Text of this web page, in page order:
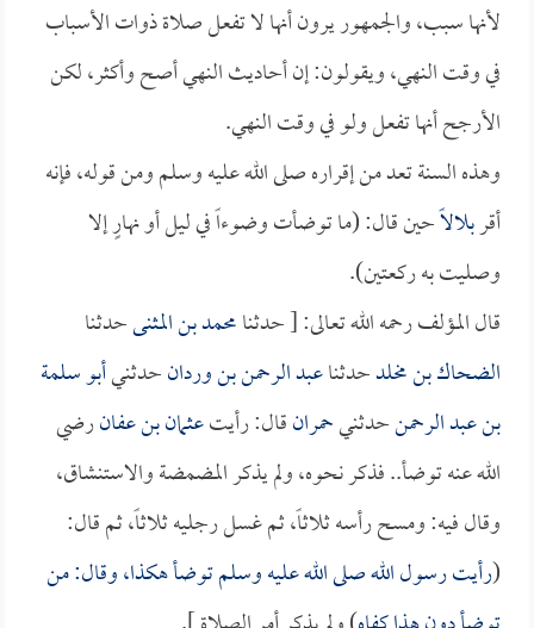
لأنها سبب، والجمهور يرون أنها لا تفعل صلاة ذوات الأسباب
في وقت النهي، ويقولون: إن أحاديث النهي أصح وأكثر، لكن
الأرجح أنها تفعل ولو في وقت النهي.
وهذه السنة تعد من إقراره صلى الله عليه وسلم ومن قوله، فإنه
أقربلالاًحين قال: (ما توضأت وضوءاً في ليل أو نهارٍ إلا
وصليت به ركعتين).
قال المؤلف رحمه الله تعالى: [ حدثنامحمد بن المثنىحدثنا
الضحاك بن مخلدحدثناعبد الرحمن بن وردانحدثنيأبو سلمة
بن عبد الرحمنحدثنيحمرانقال: رأيتعثمان بن عفانرضي
الله عنه توضأ.. فذكر نحوه، ولم يذكر المضمضة والاستنشاق،
وقال فيه: ومسح رأسه ثلاثاً، ثم غسل رجليه ثلاثاً، ثم قال:
(رأيت رسول الله صلى الله عليه وسلم توضأ هكذا، وقال: من